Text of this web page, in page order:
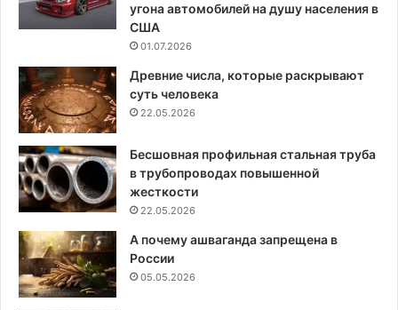
угона автомобилей на душу населения в
США
01.07.2026
Древние числа, которые раскрывают
суть человека
22.05.2026
Бесшовная профильная стальная труба
в трубопроводах повышенной
жесткости
22.05.2026
А почему ашваганда запрещена в
России
05.05.2026